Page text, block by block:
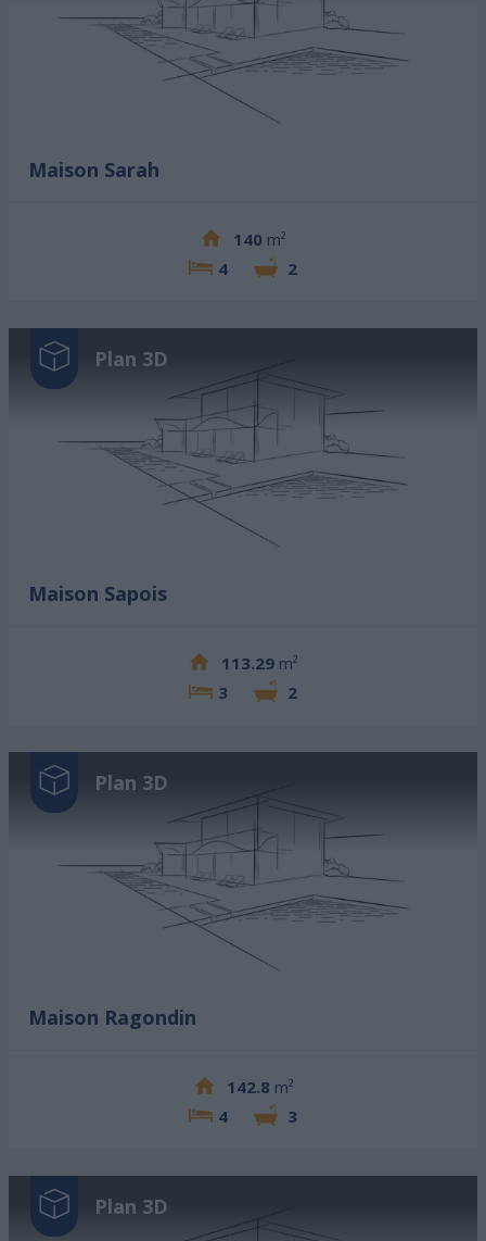
Maison Sarah
140 m²
4
2
Plan 3D
Maison Sapois
113.29 m²
3
2
Plan 3D
Maison Ragondin
142.8 m²
4
3
Plan 3D